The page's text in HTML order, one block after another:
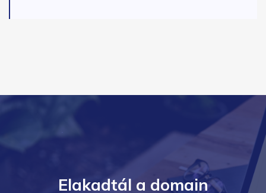
Elakadtál a domain